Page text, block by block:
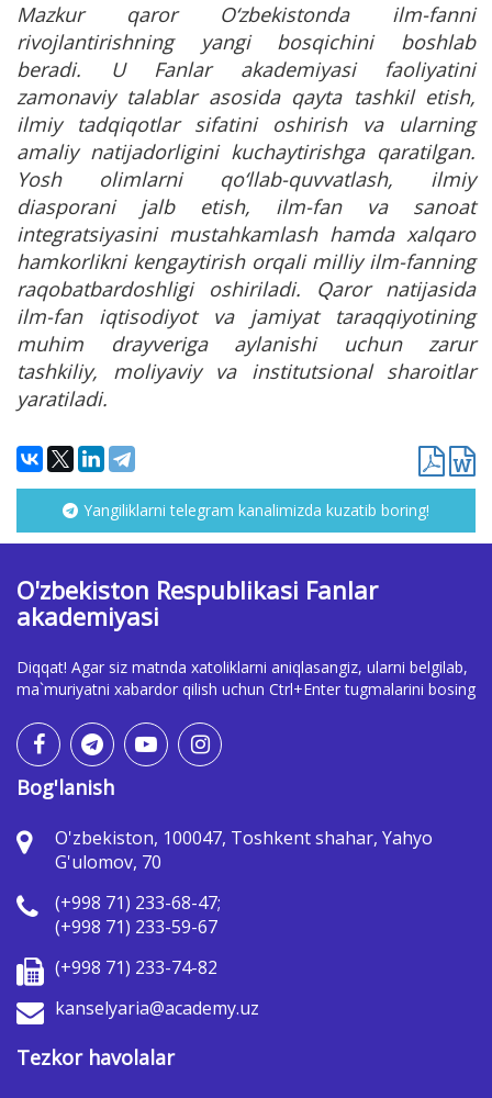
Mazkur qaror O‘zbekistonda ilm-fanni
rivojlantirishning yangi bosqichini boshlab
beradi. U Fanlar akademiyasi faoliyatini
zamonaviy talablar asosida qayta tashkil etish,
ilmiy tadqiqotlar sifatini oshirish va ularning
amaliy natijadorligini kuchaytirishga qaratilgan.
Yosh olimlarni qo‘llab-quvvatlash, ilmiy
diasporani jalb etish, ilm-fan va sanoat
integratsiyasini mustahkamlash hamda xalqaro
hamkorlikni kengaytirish orqali milliy ilm-fanning
raqobatbardoshligi oshiriladi. Qaror natijasida
ilm-fan iqtisodiyot va jamiyat taraqqiyotining
muhim drayveriga aylanishi uchun zarur
tashkiliy, moliyaviy va institutsional sharoitlar
yaratiladi.
Yangiliklarni telegram kanalimizda kuzatib boring!
O'zbekiston Respublikasi Fanlar
akademiyasi
Diqqat! Agar siz matnda xatoliklarni aniqlasangiz, ularni belgilab,
ma`muriyatni xabardor qilish uchun Ctrl+Enter tugmalarini bosing
Bog'lanish
O'zbekiston, 100047, Toshkent shahar, Yahyo
G'ulomov, 70
(+998 71) 233-68-47;
(+998 71) 233-59-67
(+998 71) 233-74-82
kanselyaria@academy.uz
Tezkor havolalar